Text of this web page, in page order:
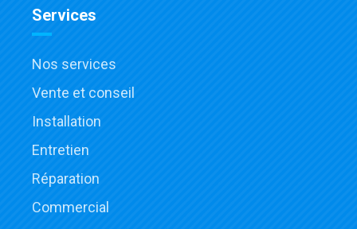
Services
Nos services
Vente et conseil
Installation
Entretien
Réparation
Commercial